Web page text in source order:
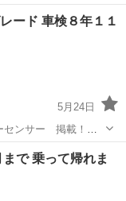
名： Ｅタイプ ■
ン： AT4速 ...
ード 車検８年１１
5月24日
で 乗って帰れま